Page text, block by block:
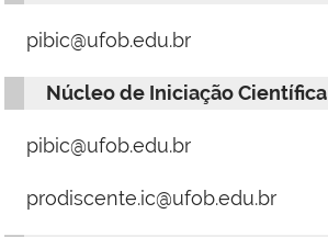
pibic@ufob.edu.br
Núcleo de Iniciação Científica
pibic@ufob.edu.br
prodiscente.ic@ufob.edu.br